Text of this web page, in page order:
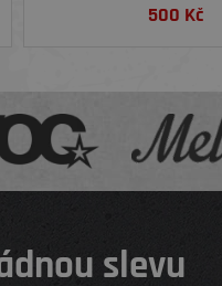
500 Kč
slevu